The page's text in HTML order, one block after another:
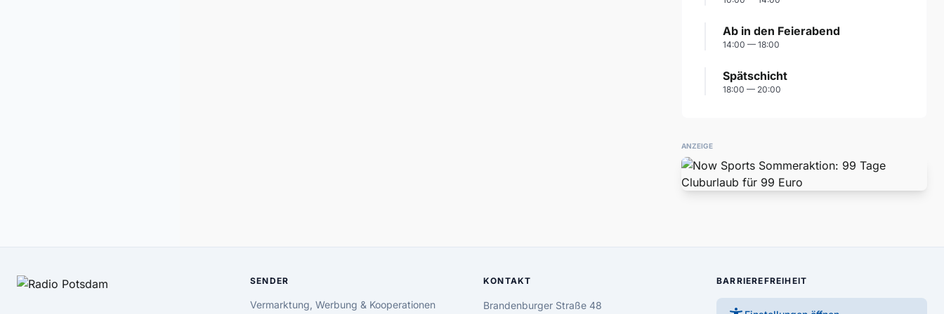
Ab in den Feierabend
14:00 — 18:00
Spätschicht
18:00 — 20:00
ANZEIGE
SENDER
Vermarktung, Werbung & Kooperationen
KONTAKT
Brandenburger Straße 48
BARRIEREFREIHEIT